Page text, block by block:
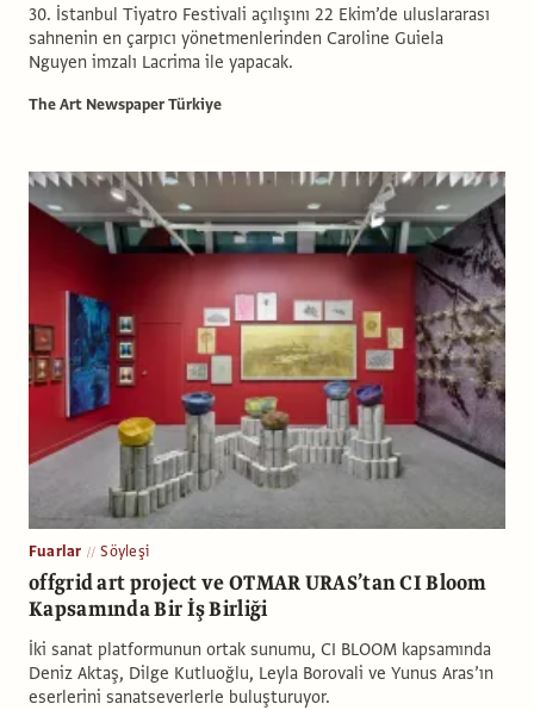
30. İstanbul Tiyatro Festivali açılışını 22 Ekim’de uluslararası
sahnenin en çarpıcı yönetmenlerinden Caroline Guiela
Nguyen imzalı Lacrima ile yapacak.
The Art Newspaper Türkiye
Fuarlar Söyleşi
offgrid art project ve OTMAR URAS’tan CI Bloom
Kapsamında Bir İş Birliği
İki sanat platformunun ortak sunumu, CI BLOOM kapsamında
Deniz Aktaş, Dilge Kutluoğlu, Leyla Borovali ve Yunus Aras’ın
eserlerini sanatseverlerle buluşturuyor.